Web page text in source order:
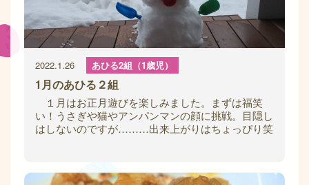
2022.1.26 あひる2組（1歳児）
1月のあひる２組
１月はお正月遊びを楽しみました。まずは福笑
い！うさぎや猫やアンパンマンの顔に挑戦。目隠し
はしないのですが………出来上がりはちょっぴり笑